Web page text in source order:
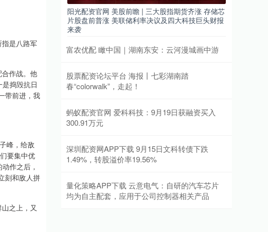
是八路军
作战。他
捣毁抗日
带前进，我
峰，给敌
要集中优
作之后，
刻和敌人拼
之上，又
阳光配资官网 美股前瞻 | 三大股指期货齐涨 存储芯
片股盘前普涨 美联储利率决议及四大科技巨头财报
来袭
富农优配 瞰中国｜湖南东安：云河漫城画中游
股票配资论坛平台 海报丨七彩湖南踏
春“colorwalk”，走起！
蚂蚁配资官网 爱科科技：9月19日获融资买入
300.91万元
深圳配资网APP下载 9月15日文科转债下跌
1.49%，转股溢价率19.56%
量化策略APP下载 云意电气：自研的汽车芯片
均为自主配套，应用于公司控制器相关产品